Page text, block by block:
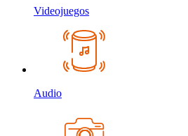
Videojuegos
Audio